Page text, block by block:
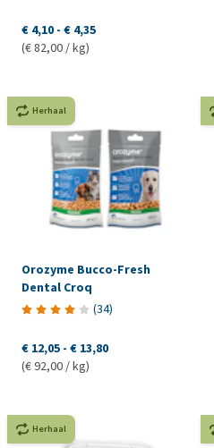
€ 4,10 - € 4,35
(€ 82,00 / kg)
Herhaal
Orozyme Bucco-Fresh
Dental Croq
(34)
€ 12,05 - € 13,80
(€ 92,00 / kg)
Herhaal